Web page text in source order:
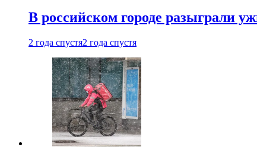
В российском городе разыграли
2 года спустя2 года спустя